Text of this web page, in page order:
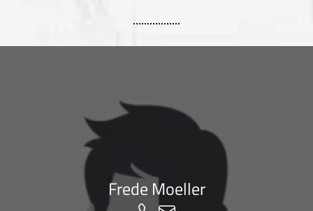
Frede Moeller